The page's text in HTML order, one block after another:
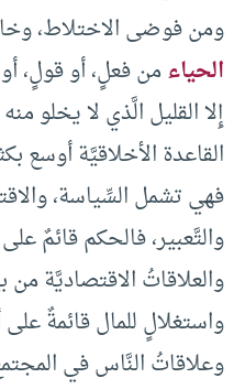
ومن فوضى الاختلاط،
الحياءمن فعلٍ، أو قولٍ،
إِلا القليل الَّذي لا يخلو
القاعدة الأخلاقيَّة أوسع
فهي تشمل السِّياسة،
والتَّعبير، فالحكم قائمٌ
والعلاقاتُ الاقتصاديَّة من
واستغلالٍ للمال قائمةٌ
وعلاقاتُ النَّاس في